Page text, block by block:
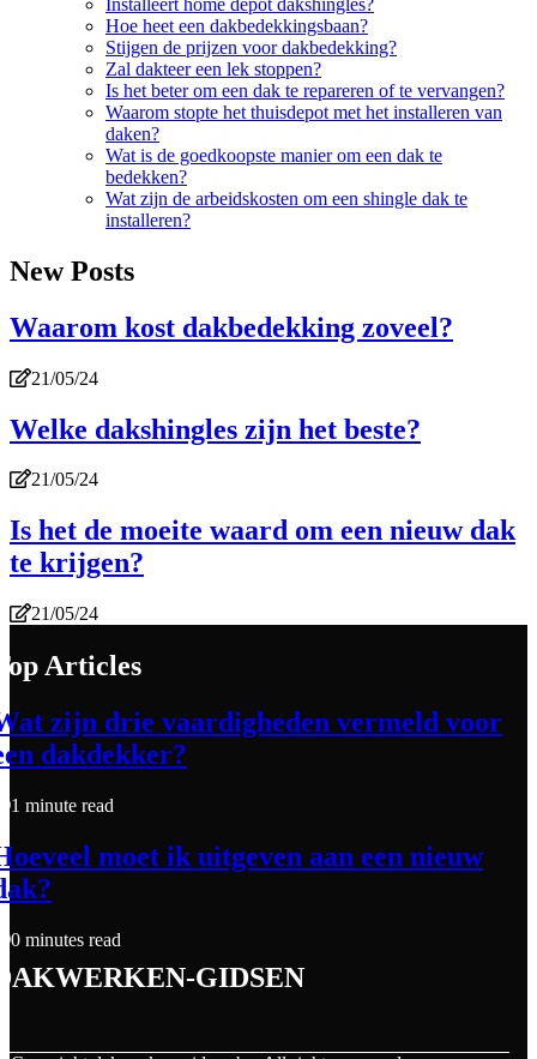
Installeert home depot dakshingles?
Hoe heet een dakbedekkingsbaan?
Stijgen de prijzen voor dakbedekking?
Zal dakteer een lek stoppen?
Is het beter om een dak te repareren of te vervangen?
Waarom stopte het thuisdepot met het installeren van
daken?
Wat is de goedkoopste manier om een dak te
bedekken?
Wat zijn de arbeidskosten om een shingle dak te
installeren?
New Posts
Waarom kost dakbedekking zoveel?
21/05/24
Welke dakshingles zijn het beste?
21/05/24
Is het de moeite waard om een nieuw dak
te krijgen?
21/05/24
Articles
zijn drie vaardigheden vermeld voor
dakdekker?
1 minute read
moet ik uitgeven aan een nieuw
0 minutes read
gidsen